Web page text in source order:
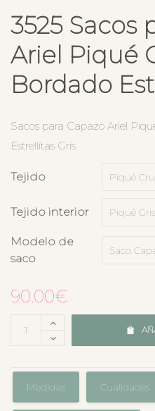
3525 Sacos
Ariel Piqué
Bordado
Sacos para Capazo Ariel
Estrellitas Gris
Tejido
Tejido interior
Modelo de
saco
90.00€
Medidas Cualidades